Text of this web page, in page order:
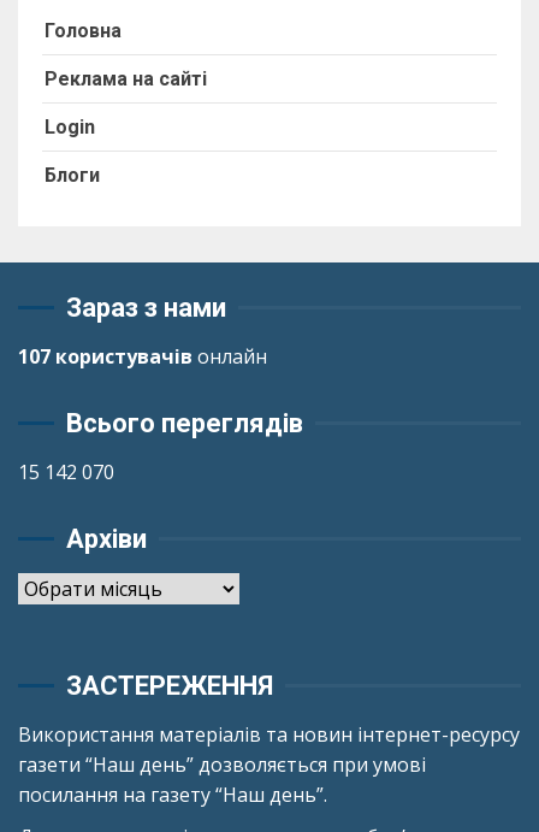
Головна
Реклама на сайті
Login
Блоги
Зараз з нами
107 користувачів онлайн
Всього переглядів
15 142 070
Архіви
Архіви
ЗАСТЕРЕЖЕННЯ
Використання матеріалів та новин інтернет-ресурсу
газети “Наш день” дозволяється при умові
посилання на газету “Наш день”.